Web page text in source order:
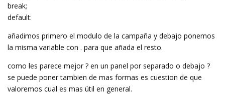
break;
default:
añadimos primero el modulo de la campaña y debajo ponemos
la misma variable con . para que añada el resto.
como les parece mejor ? en un panel por separado o debajo ?
se puede poner tambien de mas formas es cuestion de que
valoremos cual es mas útil en general.